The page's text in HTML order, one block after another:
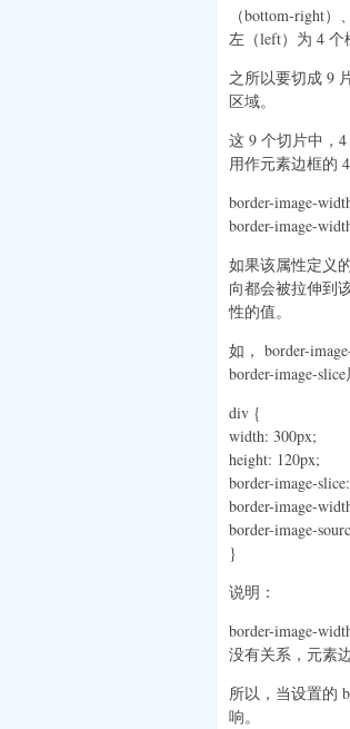
（bottom-right
左（left）为 4 个
之所以要切成 9
区域。
这 9 个切片中，
用作元素边框的
border-image-
border-image-
如果该属性定义
向都会被拉伸到
性的值。
如， border-
border-image-
div {
width: 300px;
height: 120px;
border-image-
border-image-
border-image-
}
说明：
border-image-
没有关系，元素
所以，当设置的
响。